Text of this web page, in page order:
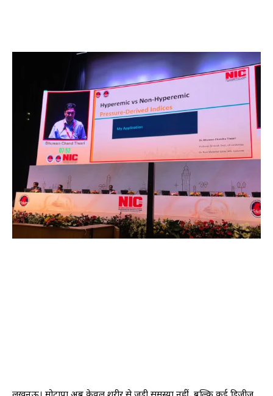
लखनऊ। मोटापा अब केवल शरीर से जुड़ी समस्या नहीं, बल्कि कई डिजीज